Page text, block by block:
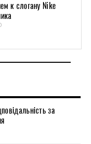
к слогану Nike
за